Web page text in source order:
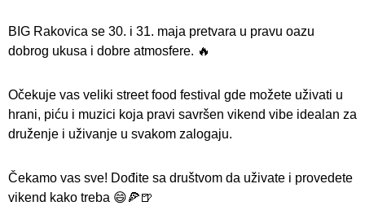
BIG Rakovica se 30. i 31. maja pretvara u pravu oazu
dobrog ukusa i dobre atmosfere. 🔥
Očekuje vas veliki street food festival gde možete uživati u
hrani, piću i muzici koja pravi savršen vikend vibe idealan za
druženje i uživanje u svakom zalogaju.
Čekamo vas sve! Dođite sa društvom da uživate i provedete
vikend kako treba 😄🍕🍺